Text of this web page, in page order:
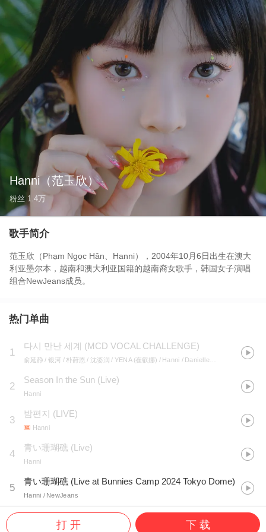
Hanni （范玉欣）
粉丝 1.4万
歌手简介
范玉欣（Phạm Ngọc Hân、Hanni），2004年10月6日出生在澳大
利亚墨尔本，越南和澳大利亚国籍的越南裔女歌手，韩国女子演唱
组合NewJeans成员。
热门单曲
1
다시 만난 세계 (MCD VOCAL CHALLENGE)
俞延静 / 银河 / 朴莳恩 / 沈姿润 / YENA (崔叡娜) / Hanni / Danielle / 曺薇娟
2
Season In the Sun (Live)
Hanni
3
밤편지 (LIVE)
Hanni
4
青い珊瑚礁 (Live)
Hanni
5
青い珊瑚礁 (Live at Bunnies Camp 2024 Tokyo Dome)
Hanni / NewJeans
打 开 下 载